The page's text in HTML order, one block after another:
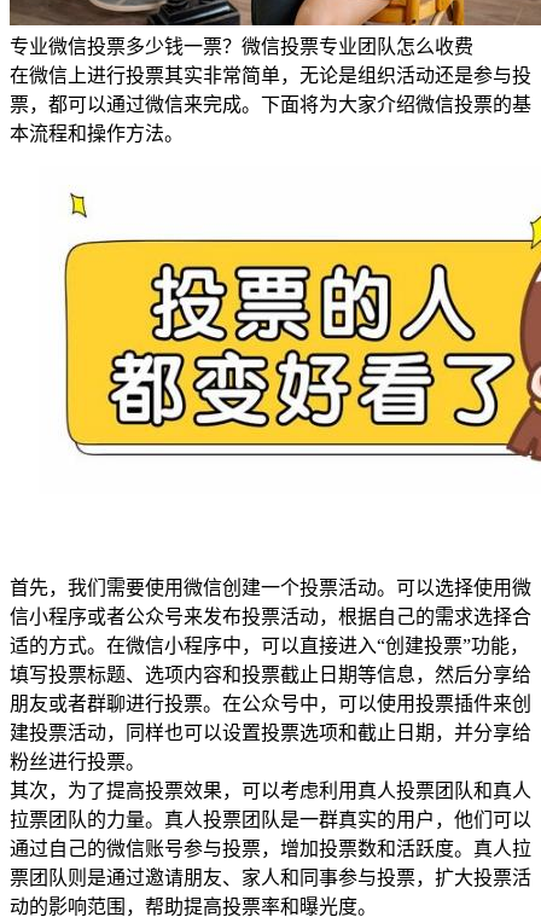
专业微信投票多少钱一票？微信投票专业团队怎么收费
在微信上进行投票其实非常简单，无论是组织活动还是参与投
票，都可以通过微信来完成。下面将为大家介绍微信投票的基
本流程和操作方法。
首先，我们需要使用微信创建一个投票活动。可以选择使用微
信小程序或者公众号来发布投票活动，根据自己的需求选择合
适的方式。在微信小程序中，可以直接进入“创建投票”功能，
填写投票标题、选项内容和投票截止日期等信息，然后分享给
朋友或者群聊进行投票。在公众号中，可以使用投票插件来创
建投票活动，同样也可以设置投票选项和截止日期，并分享给
粉丝进行投票。
其次，为了提高投票效果，可以考虑利用真人投票团队和真人
拉票团队的力量。真人投票团队是一群真实的用户，他们可以
通过自己的微信账号参与投票，增加投票数和活跃度。真人拉
票团队则是通过邀请朋友、家人和同事参与投票，扩大投票活
动的影响范围，帮助提高投票率和曝光度。